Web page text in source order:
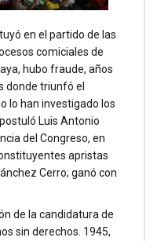
en el partido de las
comiciales de
hubo fraude, años
donde triunfó el
lo han investigado los
Luis Antonio
del Congreso, en
apristas
Cerro; ganó con
de la candidatura de
sin derechos. 1945,